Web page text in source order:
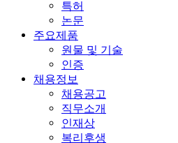
특허
논문
주요제품
원물 및 기술
인증
채용정보
채용공고
직무소개
인재상
복리후생